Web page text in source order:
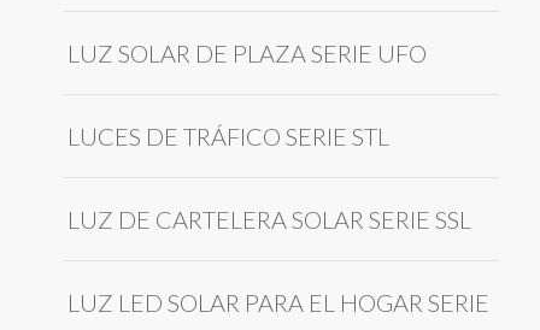
LUZ SOLAR DE PLAZA SERIE UFO
LUCES DE TRÁFICO SERIE STL
LUZ DE CARTELERA SOLAR SERIE SSL
LUZ LED SOLAR PARA EL HOGAR SERIE